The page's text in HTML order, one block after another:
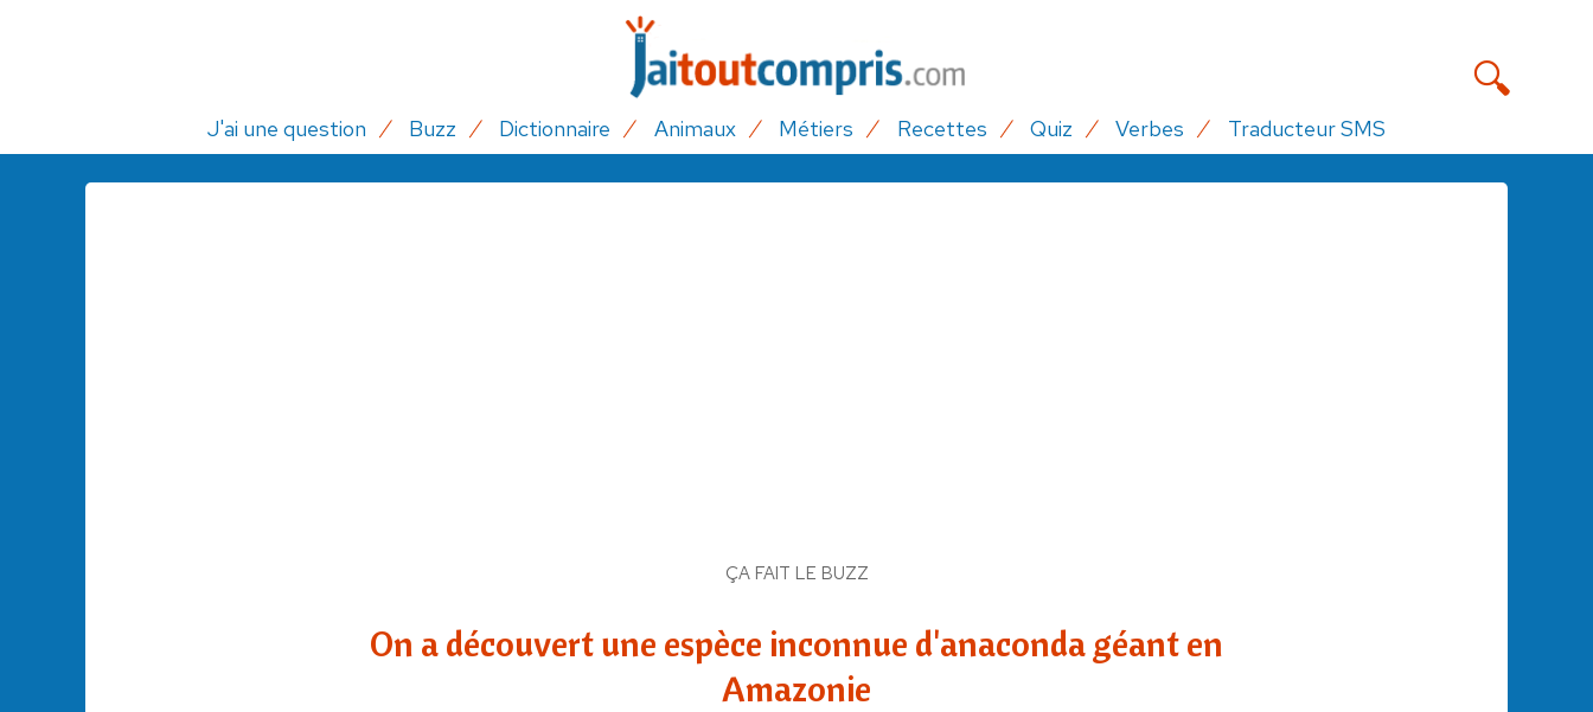
J'ai une question Buzz Dictionnaire Animaux Métiers Recettes Quiz Verbes Traducteur SMS
ÇA FAIT LE BUZZ
On a découvert une espèce inconnue d'anaconda géant en
Amazonie